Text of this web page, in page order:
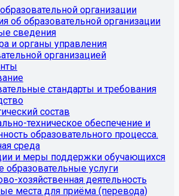
организации
об образовательной организации
сведения
и органы управления
организацией
стандарты и требования
состав
техническое обеспечение и
образовательного процесса.
среда
и меры поддержки обучающихся
образовательные услуги
хозяйственная деятельность
места для приёма (перевода)